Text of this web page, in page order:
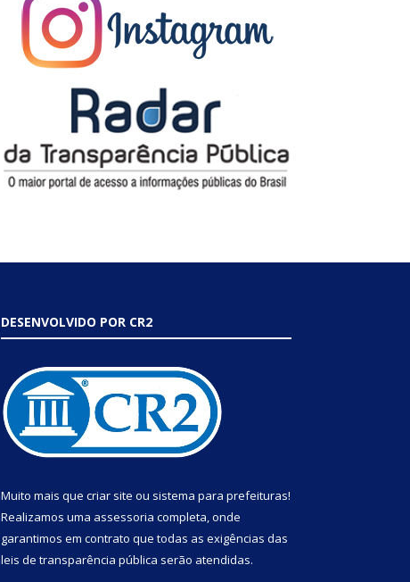
DESENVOLVIDO POR CR2
Muito mais que criar site ou sistema para prefeituras!
Realizamos uma assessoria completa, onde
garantimos em contrato que todas as exigências das
leis de transparência pública serão atendidas.